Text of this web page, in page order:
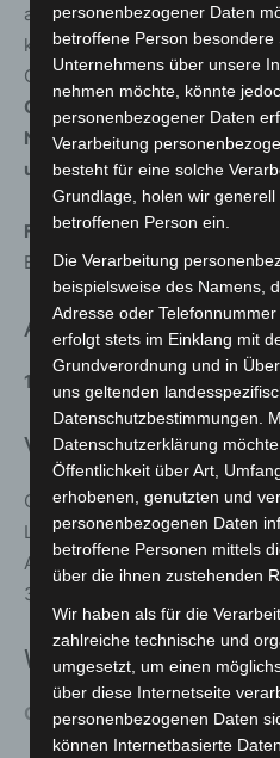
ausstellenden Künstlerinnen
kennenzulernen und mit
Gespräch zu kommen. Die
Gäste sind eingeladen, den
Nachmittags durch eine
unterstreichen.
Freitag, 12. Juni 2026
Beginn:16:00 Uhr
Ausstellungsdauer
13. Juni bis 28. Juni 2026
Veranstaltungsort
GlowArt Gallery Hannover /
Leine Center, Obergeschoss
Albert-Schweitzer-Straße 10
30880 Laatzen
Weitere
GlowArt Gallery Hannover /
personenbezogener Daten
betroffene Person besondere
Unternehmens über unsere
nehmen möchte, könnte
personenbezogener Daten
Verarbeitung
besteht für eine solche
Grundlage, holen wir
betroffenen Person ein.
Die Verarbeitung
beispielsweise des Namens,
Adresse oder
erfolgt stets im Einklang mit
Grundverordnung und in
uns geltenden
Datenschutzbestimmungen.
Datenschutzerklärung
Öffentlichkeit über Art,
erhobenen, genutzten und
personenbezogenen Daten
betroffene Personen mittels
über die ihnen zustehenden
Wir haben als für die
zahlreiche technische und
umgesetzt, um einen
über diese Internetseite
personenbezogenen Daten
können Internetbasierte